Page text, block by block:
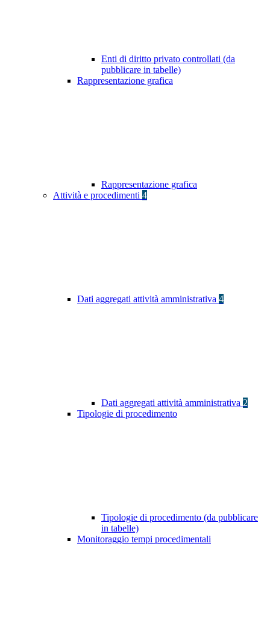
Enti di diritto privato controllati (da
pubblicare in tabelle)
Rappresentazione grafica
Rappresentazione grafica
Attività e procedimenti 4
Dati aggregati attività amministrativa 4
Dati aggregati attività amministrativa 2
Tipologie di procedimento
Tipologie di procedimento (da pubblicare
in tabelle)
Monitoraggio tempi procedimentali